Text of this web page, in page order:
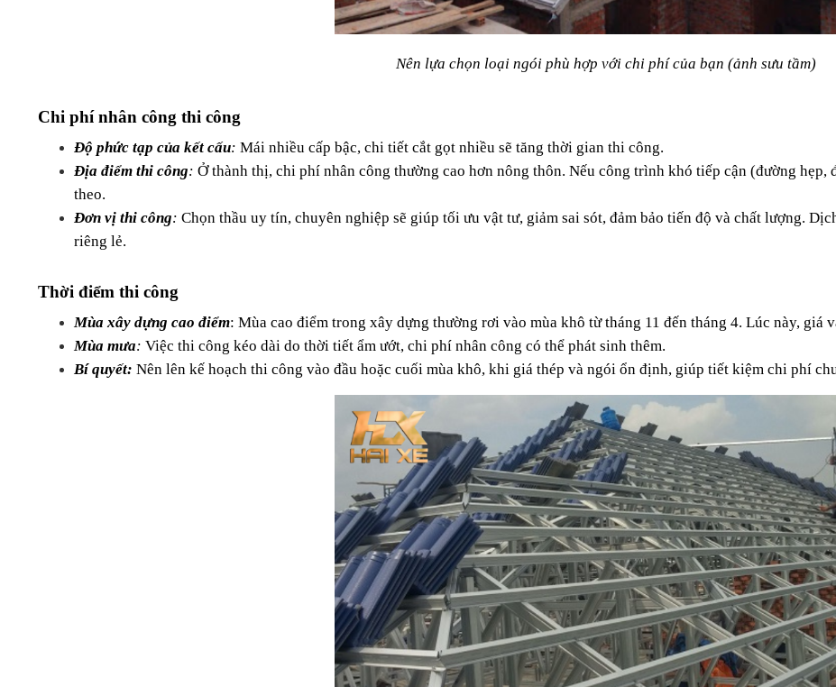
Nên lựa chọn loại ngói phù hợp với chi phí của bạn (ảnh sưu tầm)
Chi phí nhân công thi công
Độ phức tạp của kết cấu: Mái nhiều cấp bậc, chi tiết cắt gọt nhiều sẽ tăng thời gian thi công.
Địa điểm thi công: Ở thành thị, chi phí nhân công thường cao hơn nông thôn. Nếu công trình khó tiếp cận (đường
theo.
Đơn vị thi công: Chọn thầu uy tín, chuyên nghiệp sẽ giúp tối ưu vật tư, giảm sai sót, đảm bảo tiến độ và chất lượng.
riêng lẻ.
Thời điểm thi công
Mùa xây dựng cao điểm: Mùa cao điểm trong xây dựng thường rơi vào mùa khô từ tháng 11 đến tháng 4. Lúc này, giá
Mùa mưa: Việc thi công kéo dài do thời tiết ẩm ướt, chi phí nhân công có thể phát sinh thêm.
Bí quyết: Nên lên kế hoạch thi công vào đầu hoặc cuối mùa khô, khi giá thép và ngói ổn định, giúp tiết kiệm chi phí